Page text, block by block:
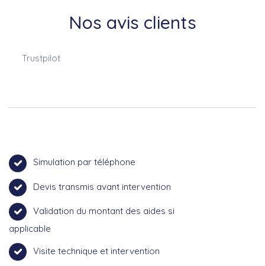
Nos avis clients
Trustpilot
Simulation par téléphone
Devis transmis avant intervention
Validation du montant des aides si
applicable
Visite technique et intervention